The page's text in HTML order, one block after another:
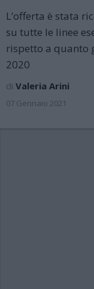
L’offerta è stata
su tutte le linee
rispetto a quanto
2020
di Valeria Arini
07 Gennaio 2021